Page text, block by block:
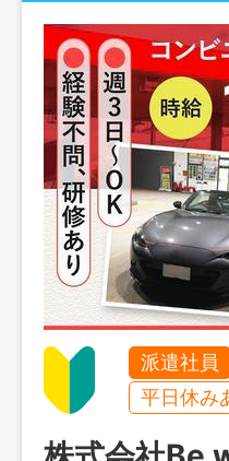
派遣社員
平日休み